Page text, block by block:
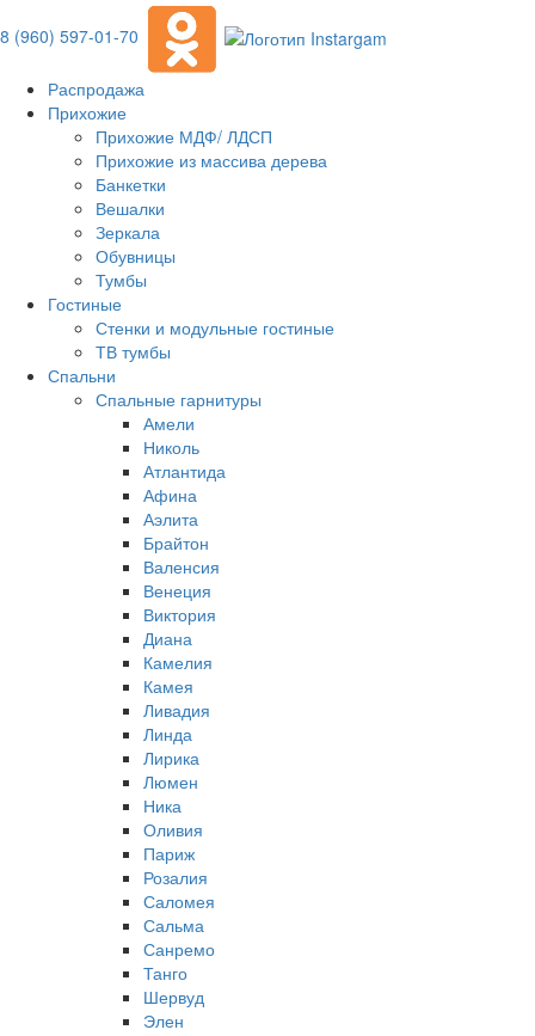
8 (960) 597-01-70
Распродажа
Прихожие
Прихожие МДФ/ ЛДСП
Прихожие из массива дерева
Банкетки
Вешалки
Зеркала
Обувницы
Тумбы
Гостиные
Стенки и модульные гостиные
ТВ тумбы
Спальни
Спальные гарнитуры
Амели
Николь
Атлантида
Афина
Аэлита
Брайтон
Валенсия
Венеция
Виктория
Диана
Камелия
Камея
Ливадия
Линда
Лирика
Люмен
Ника
Оливия
Париж
Розалия
Саломея
Сальма
Санремо
Танго
Шервуд
Элен